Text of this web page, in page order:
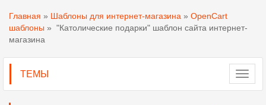
Главная » Шаблоны для интернет-магазина » OpenCart
шаблоны » "Католические подарки" шаблон сайта интернет-
магазина
ТЕМЫ